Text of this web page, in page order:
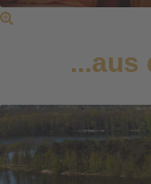
...aus